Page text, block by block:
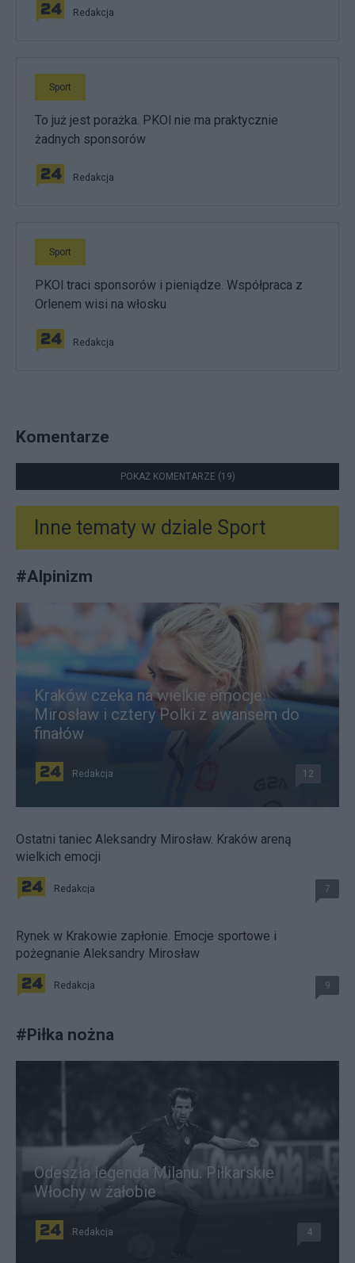
Redakcja
Sport
To już jest porażka. PKOl nie ma praktycznie
żadnych sponsorów
Redakcja
Sport
PKOl traci sponsorów i pieniądze. Współpraca z
Orlenem wisi na włosku
Redakcja
Komentarze
POKAŻ KOMENTARZE (19)
Inne tematy w dziale Sport
#Alpinizm
Kraków czeka na wielkie emocje.
Mirosław i cztery Polki z awansem do
finałów
Redakcja 12
Ostatni taniec Aleksandry Mirosław. Kraków areną
wielkich emocji
Redakcja 7
Rynek w Krakowie zapłonie. Emocje sportowe i
pożegnanie Aleksandry Mirosław
Redakcja 9
#Piłka nożna
Odeszła legenda Milanu. Piłkarskie
Włochy w żałobie
Redakcja 4